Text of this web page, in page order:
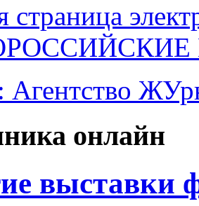
страница
онлайн
выставки